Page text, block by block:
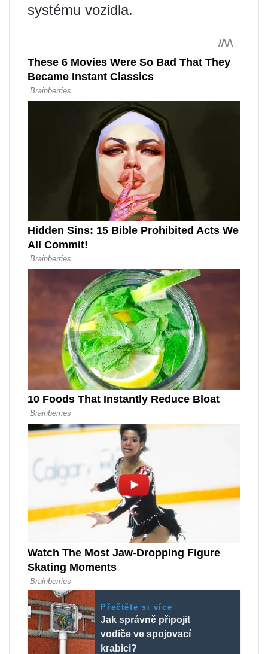
systému vozidla.
Přečtěte si více
Jak správně připojit
vodiče ve spojovací
krabici?